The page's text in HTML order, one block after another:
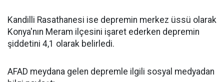
Kandilli Rasathanesi ise depremin merkez üssü olarak
Konya'nın Meram ilçesini işaret ederken depremin
şiddetini 4,1 olarak belirledi.
AFAD meydana gelen depremle ilgili sosyal medyadan